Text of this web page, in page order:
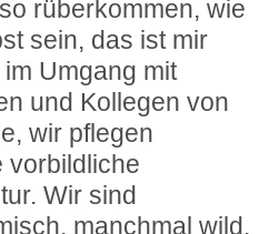
rüberkommen, wie
sein, das ist mir
Umgang mit
und Kollegen von
wir pflegen
vorbildliche
Wir sind
manchmal wild,